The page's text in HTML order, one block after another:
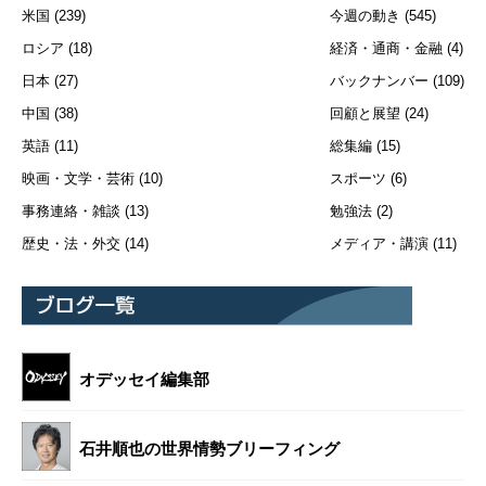
米国 (239)
ロシア (18)
日本 (27)
中国 (38)
英語 (11)
映画・文学・芸術 (10)
事務連絡・雑談 (13)
歴史・法・外交 (14)
今週の動き (545)
経済・通商・金融 (4)
バックナンバー (109)
回顧と展望 (24)
総集編 (15)
スポーツ (6)
勉強法 (2)
メディア・講演 (11)
オデッセイ編集部
石井順也の世界情勢ブリーフィング